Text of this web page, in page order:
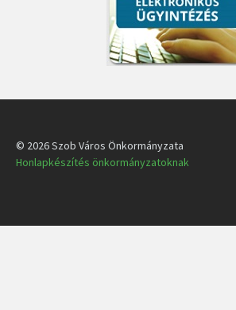
© 2026 Szob Város Önkormányzata
Honlapkészítés önkormányzatoknak